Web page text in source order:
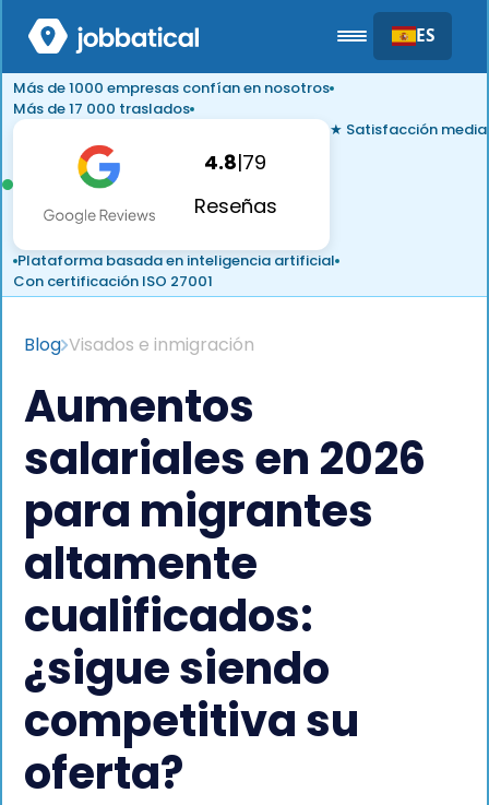
ES
Más de 1000 empresas confían en nosotros
Más de 17 000 traslados
4.8|79
Reseñas
★ Satisfacción media
Plataforma basada en inteligencia artificial
Con certificación ISO 27001
Blog Visados e inmigración
Aumentos
salariales en 2026
para migrantes
altamente
cualificados:
¿sigue siendo
competitiva su
oferta?